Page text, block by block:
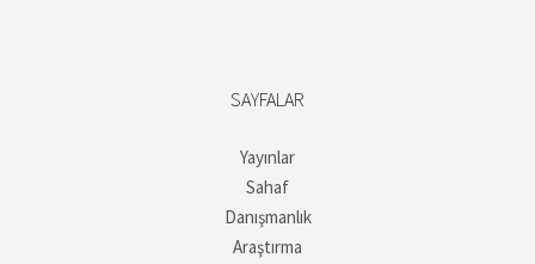
SAYFALAR
Yayınlar
Sahaf
Danışmanlık
Araştırma